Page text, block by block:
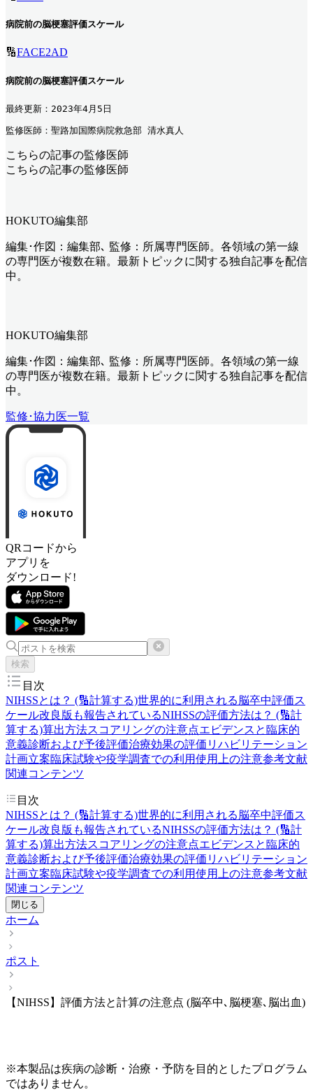
病院前の脳梗塞評価スケール
🔢FACE2AD
病院前の脳梗塞評価スケール
最終更新：2023年4月5日
監修医師：聖路加国際病院救急部 清水真人
こちらの記事の監修医師
こちらの記事の監修医師
HOKUTO編集部
編集･作図：編集部､ 監修：所属専門医師。各領域の第一線
の専門医が複数在籍。最新トピックに関する独自記事を配信
中。
HOKUTO編集部
編集･作図：編集部､ 監修：所属専門医師。各領域の第一線
の専門医が複数在籍。最新トピックに関する独自記事を配信
中。
監修･協力医一覧
QRコードから
アプリを
ダウンロード!
検索
目次
NIHSSとは？ (🔢計算する)世界的に利用される脳卒中評価ス
ケール改良版も報告されているNIHSSの評価方法は？ (🔢計
算する)算出方法スコアリングの注意点エビデンスと臨床的
意義診断および予後評価治療効果の評価 リハビリテーション
計画立案臨床試験や疫学調査での利用使用上の注意参考文献
関連コンテンツ
目次
NIHSSとは？ (🔢計算する)世界的に利用される脳卒中評価ス
ケール改良版も報告されているNIHSSの評価方法は？ (🔢計
算する)算出方法スコアリングの注意点エビデンスと臨床的
意義診断および予後評価治療効果の評価 リハビリテーション
計画立案臨床試験や疫学調査での利用使用上の注意参考文献
関連コンテンツ
閉じる
ホーム
ポスト
【NIHSS】評価方法と計算の注意点 (脳卒中､脳梗塞､脳出血)
※本製品は疾病の診断・治療・予防を目的としたプログラム
ではありません。